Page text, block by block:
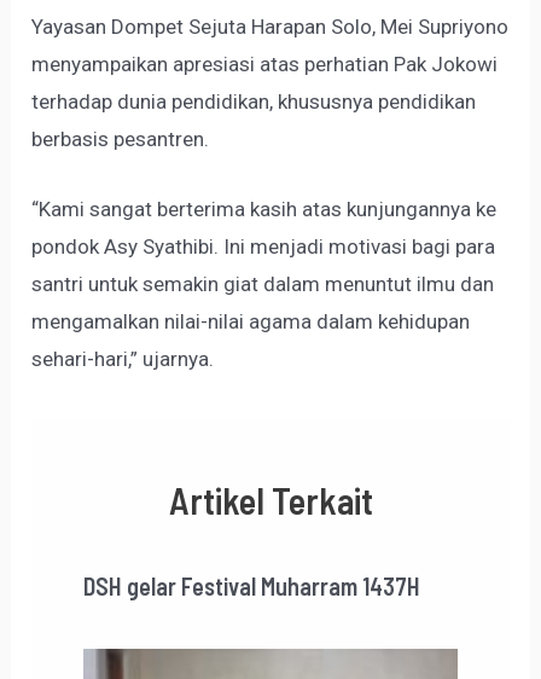
Yayasan Dompet Sejuta Harapan Solo, Mei Supriyono
menyampaikan apresiasi atas perhatian Pak Jokowi
terhadap dunia pendidikan, khususnya pendidikan
berbasis pesantren.
“Kami sangat berterima kasih atas kunjungannya ke
pondok Asy Syathibi. Ini menjadi motivasi bagi para
santri untuk semakin giat dalam menuntut ilmu dan
mengamalkan nilai-nilai agama dalam kehidupan
sehari-hari,” ujarnya.
Artikel Terkait
DSH gelar Festival Muharram 1437H